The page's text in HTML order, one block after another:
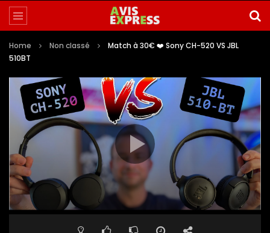
Home Non classé
Match à 30€ ❤️ Sony CH-520 VS JBL
510BT